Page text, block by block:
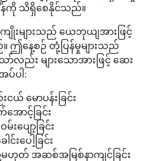
ကို သိရှိစေနိုင်သည်။
းများသည် ယေဘုယျအားဖြင့်
ည်။ ဤနေ့စဉ် တုံ့ပြန်မှုများသည်
လည်း များသောအားဖြင့် ဆေး
ပ်ပါ:
ယ် မောပန်းခြင်း
ောင့်ခြင်း
ပျော့ခြင်း
င်းပေါ့ခြင်း
မဟုတ် အဆစ်အမြစ်နာကျင်ခြင်း